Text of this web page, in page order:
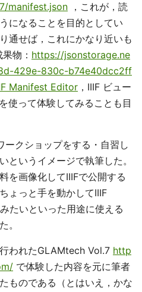
manifest.json ，これが，読
になることを目的としてい
通せば，これにかなり近いも
物： https://jsonstorage.ne
429e-830c-b74e40dcc2ff
Manifest Editor ，IIIF ビュー
使って体験してみることも目
ークショップをする・自習し
というイメージで執筆した。
を画像化してIIIFで公開する
ょっと手を動かしてIIIF
たいといった用途に使える
。
われたGLAMtech Vol.7 http
で体験した内容を元に筆者
ものである（とはいえ，かな